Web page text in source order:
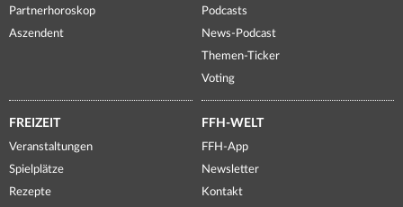
Partnerhoroskop
Aszendent
Podcasts
News-Podcast
Themen-Ticker
Voting
FREIZEIT
Veranstaltungen
Spielplätze
Rezepte
FFH-WELT
FFH-App
Newsletter
Kontakt